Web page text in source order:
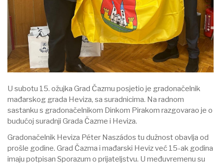
U subotu 15. ožujka Grad Čazmu posjetio je gradonačelnik
mađarskog grada Heviza, sa suradnicima. Na radnom
sastanku s gradonačelnikom Dinkom Pirakom razgovarao je o
budućoj suradnji Grada Čazme i Heviza.
Gradonačelnik Heviza Péter Naszádos tu dužnost obavlja od
prošle godine. Grad Čazma i mađarski Heviz već 15-ak godina
imaju potpisan Sporazum o prijateljstvu. U međuvremenu su